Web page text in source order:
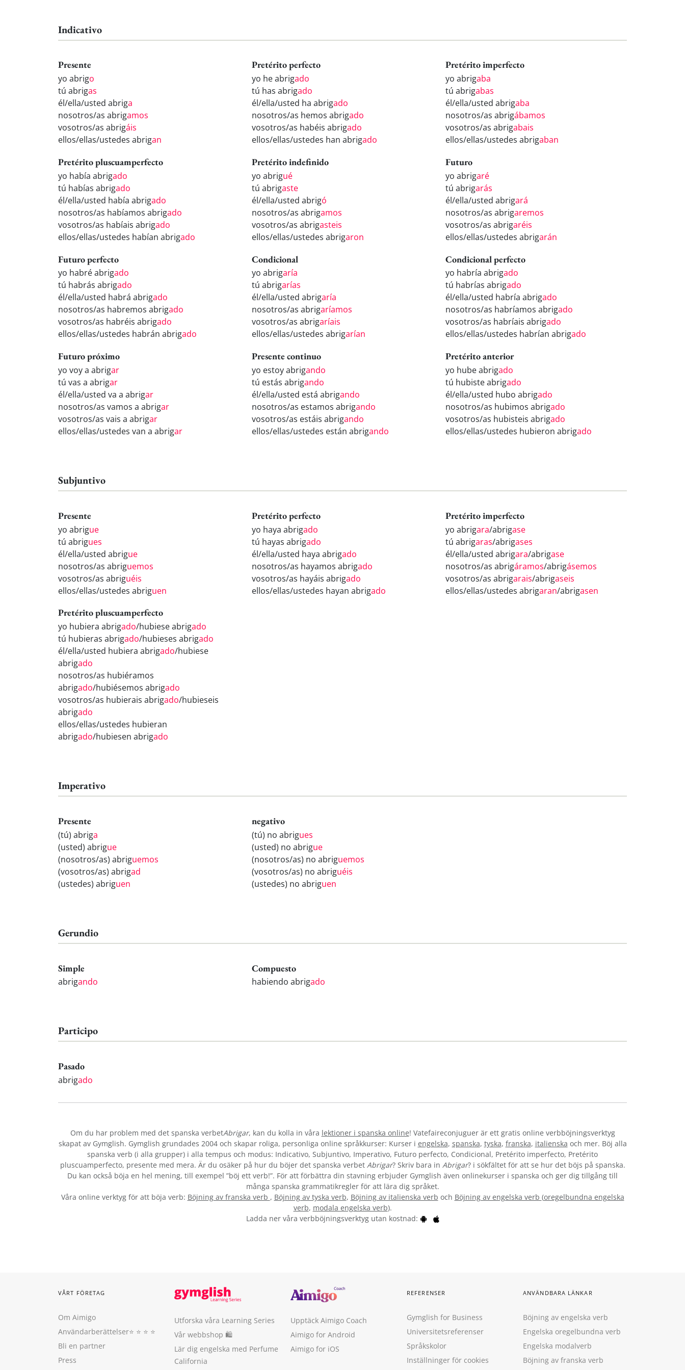
Indicativo
Presente
yo abrigo
tú abrigas
él/ella/usted abriga
nosotros/as abrigamos
vosotros/as abrigáis
ellos/ellas/ustedes abrigan
Pretérito perfecto
yo he abrigado
tú has abrigado
él/ella/usted ha abrigado
nosotros/as hemos abrigado
vosotros/as habéis abrigado
ellos/ellas/ustedes han abrigado
Pretérito imperfecto
yo abrigaba
tú abrigabas
él/ella/usted abrigaba
nosotros/as abrigábamos
vosotros/as abrigabais
ellos/ellas/ustedes abrigaban
Pretérito pluscuamperfecto
yo había abrigado
tú habías abrigado
él/ella/usted había abrigado
nosotros/as habíamos abrigado
vosotros/as habíais abrigado
ellos/ellas/ustedes habían abrigado
Pretérito indefinido
yo abrigué
tú abrigaste
él/ella/usted abrigó
nosotros/as abrigamos
vosotros/as abrigasteis
ellos/ellas/ustedes abrigaron
Futuro
yo abrigaré
tú abrigarás
él/ella/usted abrigará
nosotros/as abrigaremos
vosotros/as abrigaréis
ellos/ellas/ustedes abrigarán
Futuro perfecto
yo habré abrigado
tú habrás abrigado
él/ella/usted habrá abrigado
nosotros/as habremos abrigado
vosotros/as habréis abrigado
ellos/ellas/ustedes habrán abrigado
Condicional
yo abrigaría
tú abrigarías
él/ella/usted abrigaría
nosotros/as abrigaríamos
vosotros/as abrigaríais
ellos/ellas/ustedes abrigarían
Condicional perfecto
yo habría abrigado
tú habrías abrigado
él/ella/usted habría abrigado
nosotros/as habríamos abrigado
vosotros/as habríais abrigado
ellos/ellas/ustedes habrían abrigado
Futuro próximo
yo voy a abrigar
tú vas a abrigar
él/ella/usted va a abrigar
nosotros/as vamos a abrigar
vosotros/as vais a abrigar
ellos/ellas/ustedes van a abrigar
Presente continuo
yo estoy abrigando
tú estás abrigando
él/ella/usted está abrigando
nosotros/as estamos abrigando
vosotros/as estáis abrigando
ellos/ellas/ustedes están abrigando
Pretérito anterior
yo hube abrigado
tú hubiste abrigado
él/ella/usted hubo abrigado
nosotros/as hubimos abrigado
vosotros/as hubisteis abrigado
ellos/ellas/ustedes hubieron abrigado
Subjuntivo
Presente
yo abrigue
tú abrigues
él/ella/usted abrigue
nosotros/as abriguemos
vosotros/as abriguéis
ellos/ellas/ustedes abriguen
Pretérito perfecto
yo haya abrigado
tú hayas abrigado
él/ella/usted haya abrigado
nosotros/as hayamos abrigado
vosotros/as hayáis abrigado
ellos/ellas/ustedes hayan abrigado
Pretérito imperfecto
yo abrigara/abrigase
tú abrigaras/abrigases
él/ella/usted abrigara/abrigase
nosotros/as abrigáramos/abrigásemos
vosotros/as abrigarais/abrigaseis
ellos/ellas/ustedes abrigaran/abrigasen
Pretérito pluscuamperfecto
yo hubiera abrigado/hubiese abrigado
tú hubieras abrigado/hubieses abrigado
él/ella/usted hubiera abrigado/hubiese
abrigado
nosotros/as hubiéramos
abrigado/hubiésemos abrigado
vosotros/as hubierais abrigado/hubieseis
abrigado
ellos/ellas/ustedes hubieran
abrigado/hubiesen abrigado
Imperativo
Presente
(tú) abriga
(usted) abrigue
(nosotros/as) abriguemos
(vosotros/as) abrigad
(ustedes) abriguen
negativo
(tú) no abrigues
(usted) no abrigue
(nosotros/as) no abriguemos
(vosotros/as) no abriguéis
(ustedes) no abriguen
Gerundio
Simple
abrigando
Compuesto
habiendo abrigado
Participo
Pasado
abrigado
Om du har problem med det spanska verbetAbrigar, kan du kolla in våra lektioner i spanska online! Vatefaireconjuguer är ett gratis online verbböjningsverktyg
skapat av Gymglish. Gymglish grundades 2004 och skapar roliga, personliga online språkkurser: Kurser i engelska, spanska, tyska, franska, italienska och mer. Böj alla
spanska verb (i alla grupper) i alla tempus och modus: Indicativo, Subjuntivo, Imperativo, Futuro perfecto, Condicional, Pretérito imperfecto, Pretérito
pluscuamperfecto, presente med mera. Är du osäker på hur du böjer det spanska verbet Abrigar? Skriv bara in Abrigar? i sökfältet för att se hur det böjs på spanska.
Du kan också böja en hel mening, till exempel ”böj ett verb!”. För att förbättra din stavning erbjuder Gymglish även onlinekurser i spanska och ger dig tillgång till
många spanska grammatikregler för att lära dig språket.
Våra online verktyg för att böja verb: Böjning av franska verb , Böjning av tyska verb, Böjning av italienska verb och Böjning av engelska verb (oregelbundna engelska
verb, modala engelska verb).
Ladda ner våra verbböjningsverktyg utan kostnad:
VÅRT FÖRETAG
Om Aimigo
Användarberättelser⭐️ ⭐️ ⭐️ ⭐️
Bli en partner
Press
Utforska våra Learning Series
Vår webbshop 🛍
Lär dig engelska med Perfume
California
Upptäck Aimigo Coach
Aimigo for Android
Aimigo for iOS
REFERENSER
Gymglish for Business
Universitetsreferenser
Språkskolor
Inställninger för cookies
ANVÄNDBARA LÄNKAR
Böjning av engelska verb
Engelska oregelbundna verb
Engelska modalverb
Böjning av franska verb